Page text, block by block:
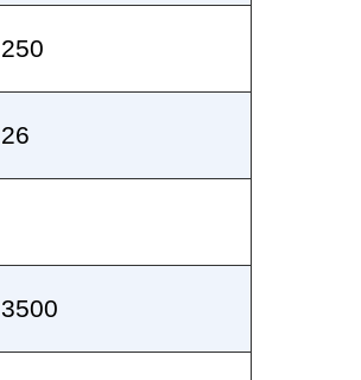
250
26
3500